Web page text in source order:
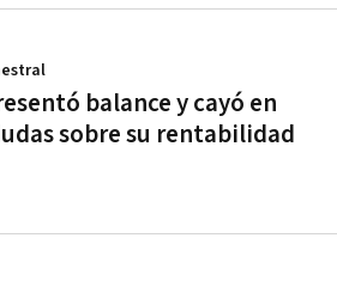
balance y cayó en
sobre su rentabilidad